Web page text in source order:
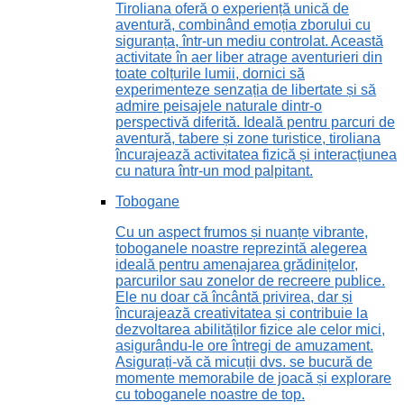
Tiroliana oferă o experiență unică de
aventură, combinând emoția zborului cu
siguranța, într-un mediu controlat. Această
activitate în aer liber atrage aventurieri din
toate colțurile lumii, dornici să
experimenteze senzația de libertate și să
admire peisajele naturale dintr-o
perspectivă diferită. Ideală pentru parcuri de
aventură, tabere și zone turistice, tiroliana
încurajează activitatea fizică și interacțiunea
cu natura într-un mod palpitant.
Tobogane
Cu un aspect frumos și nuanțe vibrante,
toboganele noastre reprezintă alegerea
ideală pentru amenajarea grădinițelor,
parcurilor sau zonelor de recreere publice.
Ele nu doar că încântă privirea, dar și
încurajează creativitatea și contribuie la
dezvoltarea abilităților fizice ale celor mici,
asigurându-le ore întregi de amuzament.
Asigurați-vă că micuții dvs. se bucură de
momente memorabile de joacă și explorare
cu toboganele noastre de top.